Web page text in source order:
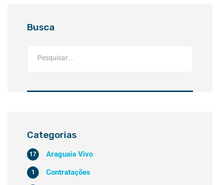
Busca
Categorias
Araguaia Vivo
17
Contratações
1